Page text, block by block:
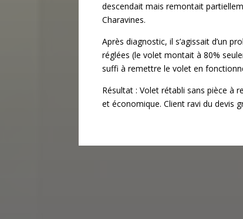
descendait mais remontait
Charavines.
Après diagnostic, il s’agissait d’un
réglées (le volet montait à 80%
suffi à remettre le volet en
Résultat : Volet rétabli sans pièce à
et économique. Client ravi du devis